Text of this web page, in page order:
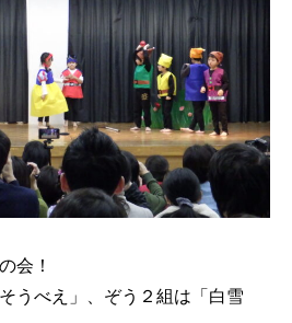
会！
うべえ」、ぞう２組は「白雪